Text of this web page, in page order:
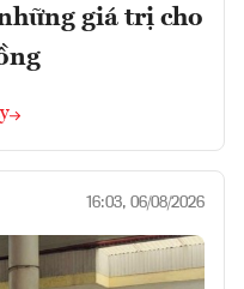
giá trị cho
16:03, 06/08/2026